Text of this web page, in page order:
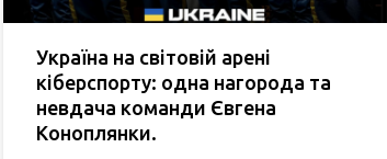
Україна на світовій арені
кіберспорту: одна нагорода та
невдача команди Євгена
Коноплянки.